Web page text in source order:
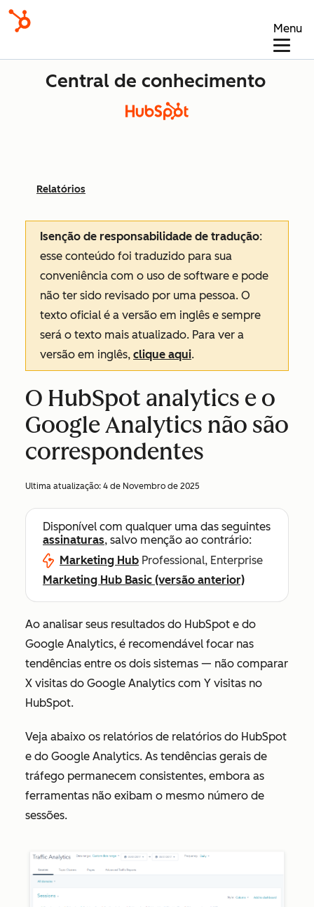
Menu
Central de conhecimento
Relatórios
Isenção de responsabilidade de tradução:
esse conteúdo foi traduzido para sua
conveniência com o uso de software e pode
não ter sido revisado por uma pessoa. O
texto oficial é a versão em inglês e sempre
será o texto mais atualizado. Para ver a
versão em inglês, clique aqui.
O HubSpot analytics e o
Google Analytics não são
correspondentes
Ultima atualização: 4 de Novembro de 2025
Disponível com qualquer uma das seguintes
assinaturas, salvo menção ao contrário:
Marketing Hub Professional, Enterprise
Marketing Hub Basic (versão anterior)
Ao analisar seus resultados do HubSpot e do
Google Analytics, é recomendável focar nas
tendências entre os dois sistemas — não comparar
X visitas do Google Analytics com Y visitas no
HubSpot.
Veja abaixo os relatórios de relatórios do HubSpot
e do Google Analytics. As tendências gerais de
tráfego permanecem consistentes, embora as
ferramentas não exibam o mesmo número de
sessões.